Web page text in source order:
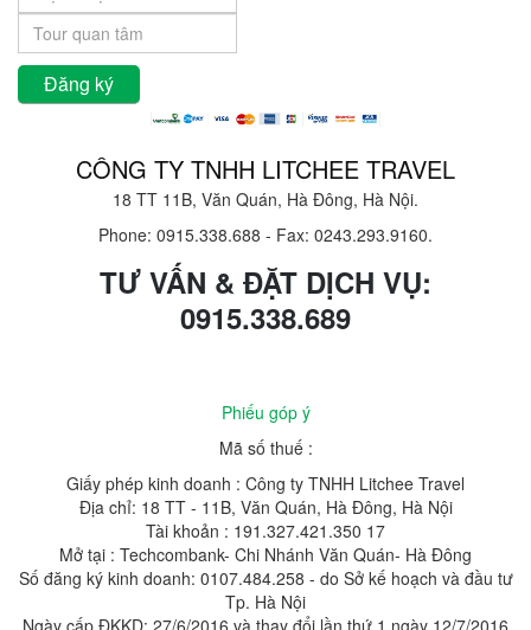
CÔNG TY TNHH LITCHEE TRAVEL
18 TT 11B, Văn Quán, Hà Đông, Hà Nội.
Phone: 0915.338.688 - Fax: 0243.293.9160.
TƯ VẤN & ĐẶT DỊCH VỤ:
0915.338.689
Phiếu góp ý
Mã số thuế :
Giấy phép kinh doanh : Công ty TNHH Litchee Travel
Địa chỉ: 18 TT - 11B, Văn Quán, Hà Đông, Hà Nội
Tài khoản : 191.327.421.350 17
Mở tại : Techcombank- Chi Nhánh Văn Quán- Hà Đông
Số đăng ký kinh doanh: 0107.484.258 - do Sở kế hoạch và đầu tư
Tp. Hà Nội